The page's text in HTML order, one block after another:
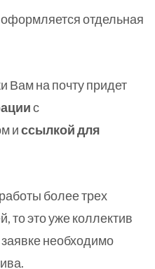
отдельная
Вам на почту придет
с
иссылкой для
более трех
то это уже коллектив
необходимо